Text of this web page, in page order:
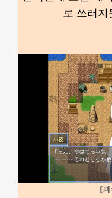
로 쓰러지
[괴